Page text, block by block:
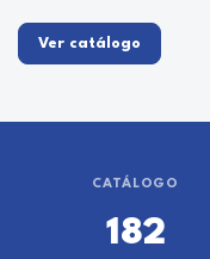
Ver catálogo
CATÁLOGO
182